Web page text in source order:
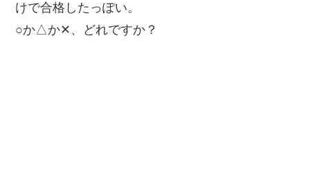
けで合格したっぽい。
○か△か✕、どれですか？